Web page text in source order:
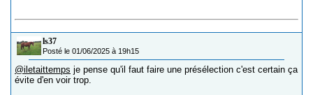
ls37
Posté le 01/06/2025 à 19h15
@iletaittemps je pense qu'il faut faire une présélection c'est certain ça
évite d'en voir trop.